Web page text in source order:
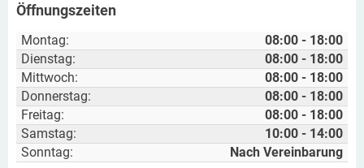
Öffnungszeiten
Montag:
08:00 - 18:00
Dienstag:
08:00 - 18:00
Mittwoch:
08:00 - 18:00
Donnerstag:
08:00 - 18:00
Freitag:
08:00 - 18:00
Samstag:
10:00 - 14:00
Sonntag:
Nach Vereinbarung